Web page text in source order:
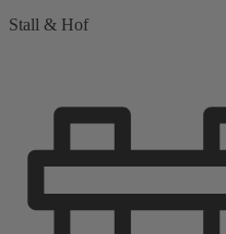
Stall & Hof